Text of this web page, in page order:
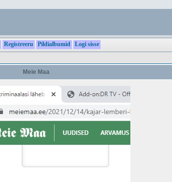
Registreeru Pildialbumid
Logi sisse
Meie Maa